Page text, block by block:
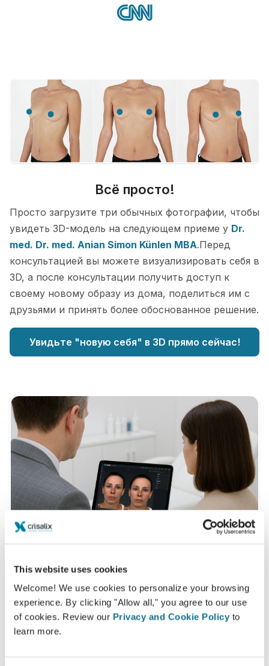
This website uses cookies
Welcome! We use cookies to personalize your browsing
experience. By clicking "Allow all," you agree to our use
of cookies. Review our Privacy and Cookie Policy to
learn more.
Всё просто!
Просто загрузите три обычных фотографии, чтобы
увидеть 3D-модель на следующем приеме у Dr.
med. Dr. med. Anian Simon Künlen MBA.Перед
консультацией вы можете визуализировать себя в
3D, а после консультации получить доступ к
своему новому образу из дома, поделиться им с
друзьями и принять более обоснованное решение.
Увидьте "новую себя" в 3D прямо сейчас!
Что такое 3D консультация?
Во время следующей встречи вы ознакомитесь со
своим новым образом и получите ценный совет